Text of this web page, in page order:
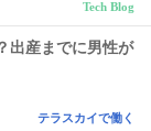
Tech Blog
出産までに男性が
テラスカイで働く